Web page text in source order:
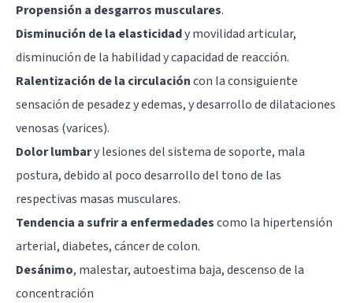
Propensión a desgarros musculares.
Disminución de la elasticidady movilidad articular,
disminución de la habilidad y capacidad de reacción.
Ralentización de la circulacióncon la consiguiente
sensación de pesadez y edemas, y desarrollo de dilataciones
venosas (varices).
Dolor lumbary lesiones del sistema de soporte, mala
postura, debido al poco desarrollo del tono de las
respectivas masas musculares.
Tendencia a sufrir a enfermedadescomo la hipertensión
arterial,diabetes, cáncer de colon.
Desánimo, malestar,autoestima baja, descenso de la
concentración